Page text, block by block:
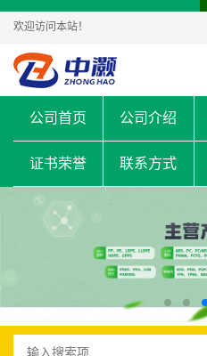
欢迎访问本站！
公司首页 公司介绍
证书荣誉 联系方式